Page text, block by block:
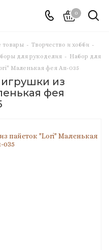
0
товары - Творчество и хобби -
для рукоделия - Набор для
Маленькая фея Ап-035
из
фея